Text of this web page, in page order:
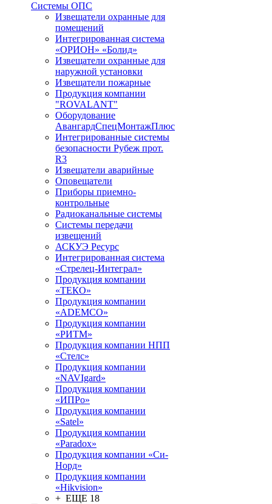
Системы ОПС
Извещатели охранные для
помещений
Интегрированная система
«ОРИОН» «Болид»
Извещатели охранные для
наружной установки
Извещатели пожарные
Продукция компании
"ROVALANT"
Оборудование
АвангардСпецМонтажПлюс
Интегрированные системы
безопасности Рубеж прот.
R3
Извещатели аварийные
Оповещатели
Приборы приемно-
контрольные
Радиоканальные системы
Системы передачи
извещений
АСКУЭ Ресурс
Интегрированная система
«Стрелец-Интеграл»
Продукция компании
«ТЕКО»
Продукция компании
«ADEMCO»
Продукция компании
«РИТМ»
Продукция компании НПП
«Стелс»
Продукция компании
«NAVIgard»
Продукция компании
«ИПРо»
Продукция компании
«Satel»
Продукция компании
«Paradox»
Продукция компании «Си-
Норд»
Продукция компании
«Hikvision»
+ ЕЩЕ 18